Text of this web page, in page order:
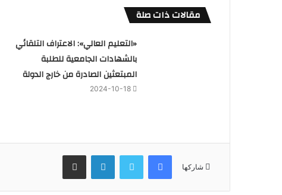
مقالات ذات صلة
«التعليم العالي»: الاعتراف التلقائي
بالشهادات الجامعية للطلبة
المبتعثين الصادرة من خارج الدولة
2024-10-18
شاركها
فيسبوك تويتر لينكدإن مشاركة عبر البريد